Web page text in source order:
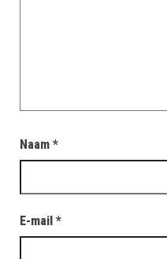
Naam *
E-mail *